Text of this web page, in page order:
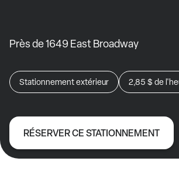
Près de 1649 East Broadway
Stationnement extérieur 2,85 $ de
RÉSERVER CE STATIONNEMENT